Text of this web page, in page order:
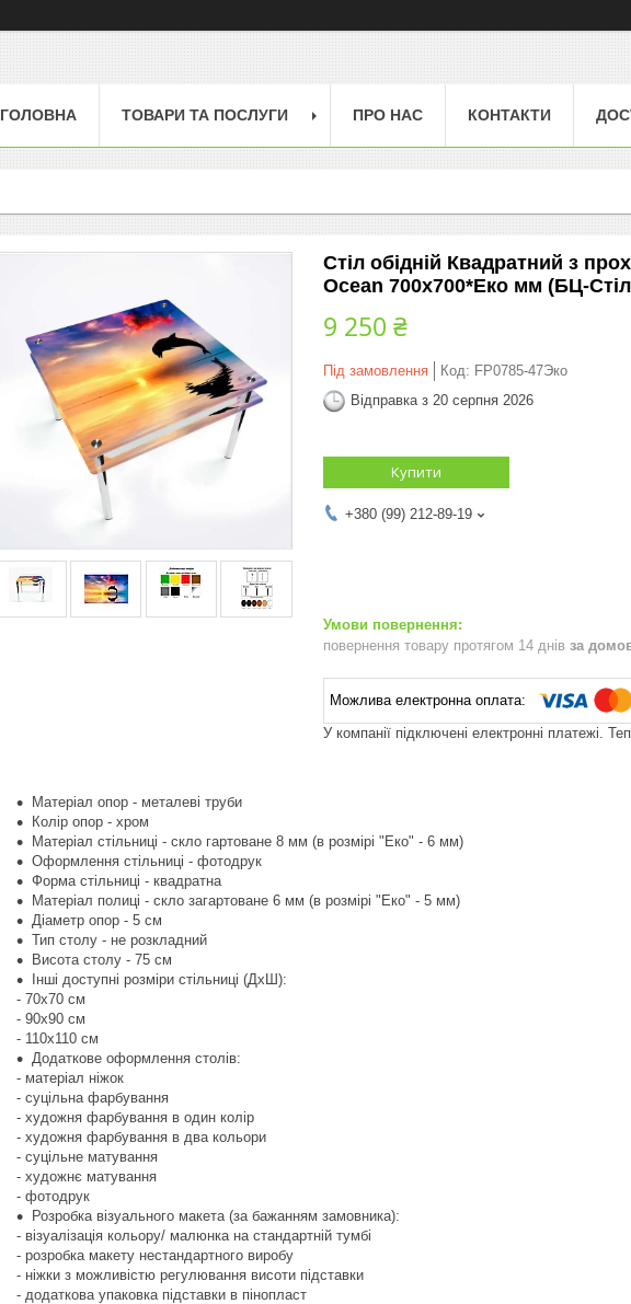
ГОЛОВНА ТОВАРИ ТА ПОСЛУГИ ПРО НАС КОНТАКТИ
Стіл обідній Квадратний з
Ocean 700х700*Еко мм (БЦ-
9 250 ₴
Під замовлення Код: FP0785-47Эко
Відправка з 20 серпня 2026
Купити
+380 (99) 212-89-19
повернення товару протягом 14 днів за
У компанії підключені електронні платежі.
Матеріал опор - металеві труби
Колір опор - хром
Матеріал стільниці - скло гартоване 8 мм (в розмірі "Еко" - 6 мм)
Оформлення стільниці - фотодрук
Форма стільниці - квадратна
Матеріал полиці - скло загартоване 6 мм (в розмірі "Еко" - 5 мм)
Діаметр опор - 5 см
Тип столу - не розкладний
Висота столу - 75 см
Інші доступні розміри стільниці (ДхШ):
- 70х70 см
- 90х90 см
- 110х110 см
Додаткове оформлення столів:
- матеріал ніжок
- суцільна фарбування
- художня фарбування в один колір
- художня фарбування в два кольори
- суцільне матування
- художнє матування
- фотодрук
Розробка візуального макета (за бажанням замовника):
- візуалізація кольору/ малюнка на стандартній тумбі
- розробка макету нестандартного виробу
- ніжки з можливістю регулювання висоти підставки
- додаткова упаковка підставки в пінопласт